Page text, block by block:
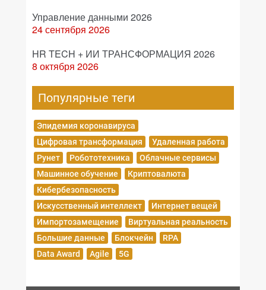
Управление данными 2026
24 сентября 2026
HR TECH + ИИ ТРАНСФОРМАЦИЯ 2026
8 октября 2026
Популярные теги
Эпидемия коронавируса
Цифровая трансформация
Удаленная работа
Рунет
Робототехника
Облачные сервисы
Машинное обучение
Криптовалюта
Кибербезопасность
Искусственный интеллект
Интернет вещей
Импортозамещение
Виртуальная реальность
Большие данные
Блокчейн
RPA
Data Award
Agile 5G